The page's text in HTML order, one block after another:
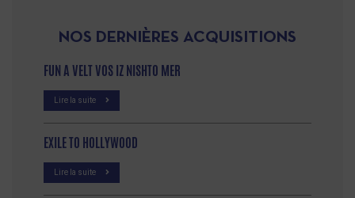
NOS DERNIÈRES ACQUISITIONS
FUN A VELT VOS IZ NISHTO MER
Lire la suite
EXILE TO HOLLYWOOD
Lire la suite